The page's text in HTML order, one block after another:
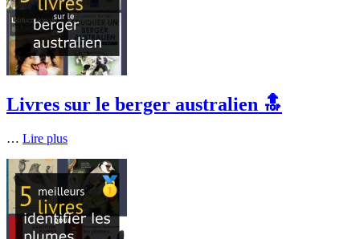
Livres sur le berger australien 🔝
… Lire plus